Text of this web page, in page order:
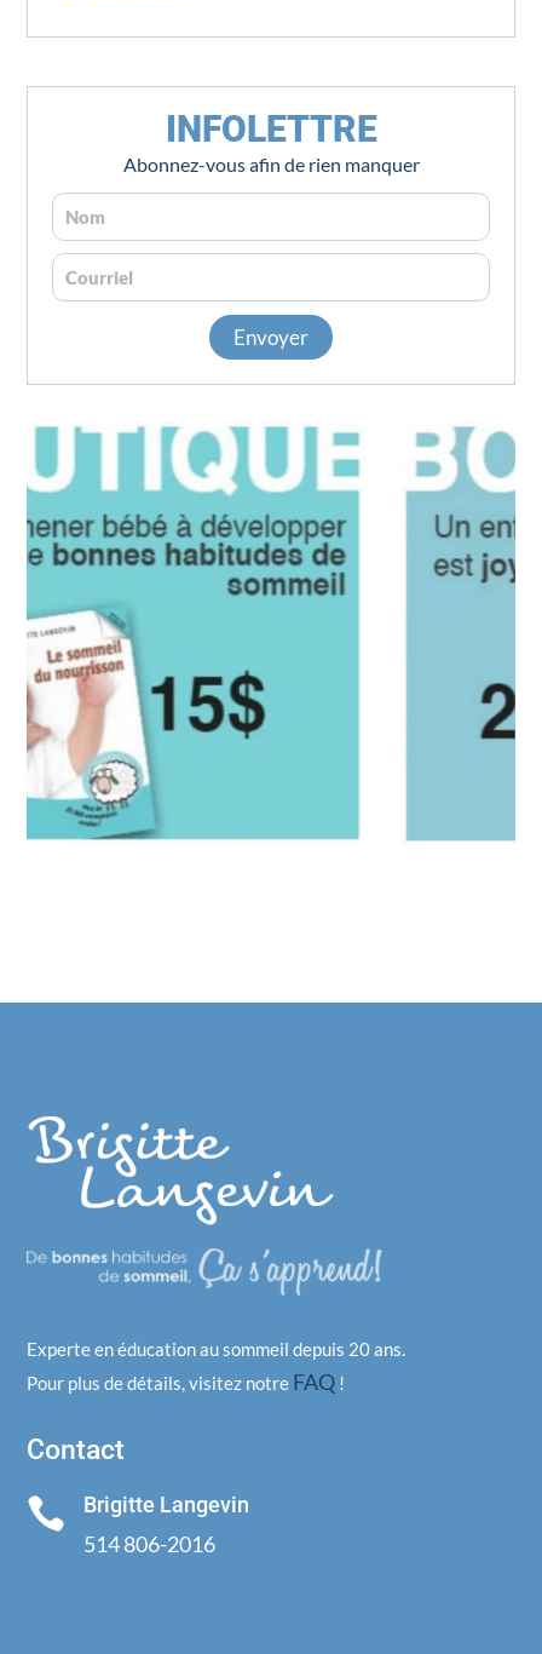
INFOLETTRE
Abonnez-vous afin de rien manquer
Experte en éducation au sommeil depuis 20 ans.
Pour plus de détails, visitez notre FAQ !
Contact
 Brigitte Langevin
514 806-2016